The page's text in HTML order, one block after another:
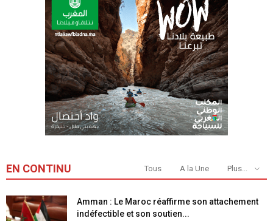
EN CONTINU Tous A la Une Plus...
Amman : Le Maroc réaffirme son attachement
indéfectible et son soutien...